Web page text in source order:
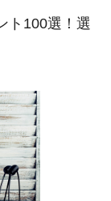
ト100選！選